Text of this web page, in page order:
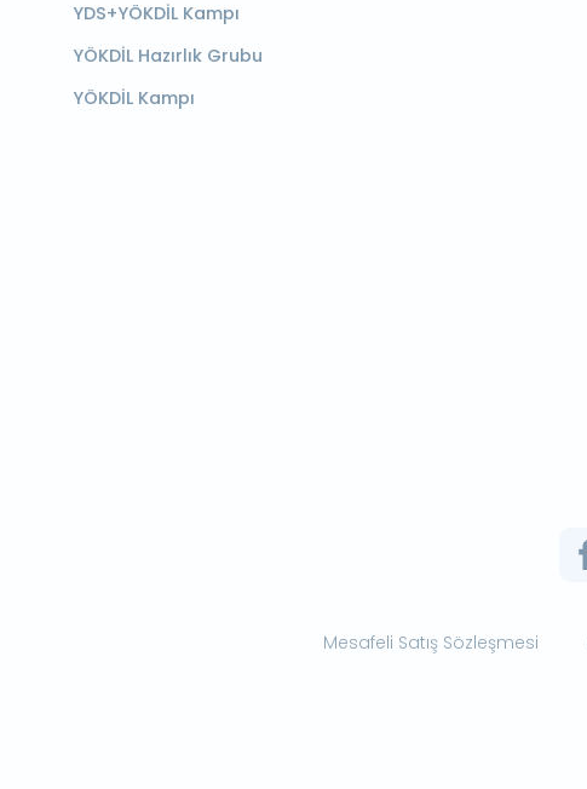
YDS+YÖKDİL Kampı
YÖKDİL Hazırlık Grubu
YÖKDİL Kampı
Mesafeli Satış Sözleşmesi